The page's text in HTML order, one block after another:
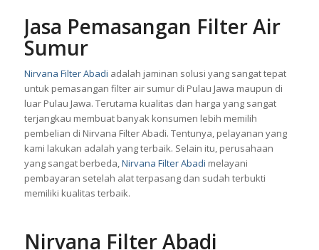
Jasa Pemasangan Filter Air
Sumur
Nirvana Filter Abadi adalah jaminan solusi yang sangat tepat
untuk pemasangan filter airsumur di Pulau Jawa maupun di
luar Pulau Jawa. Terutama kualitas dan harga yang sangat
terjangkau membuat banyak konsumen lebih memilih
pembelian di Nirvana Filter Abadi. Tentunya, pelayanan yang
kami lakukan adalah yang terbaik. Selain itu, perusahaan
yang sangat berbeda,Nirvana Filter Abadi melayani
pembayaran setelah alat terpasang dan sudah terbukti
memiliki kualitas terbaik.
Nirvana Filter Abadi